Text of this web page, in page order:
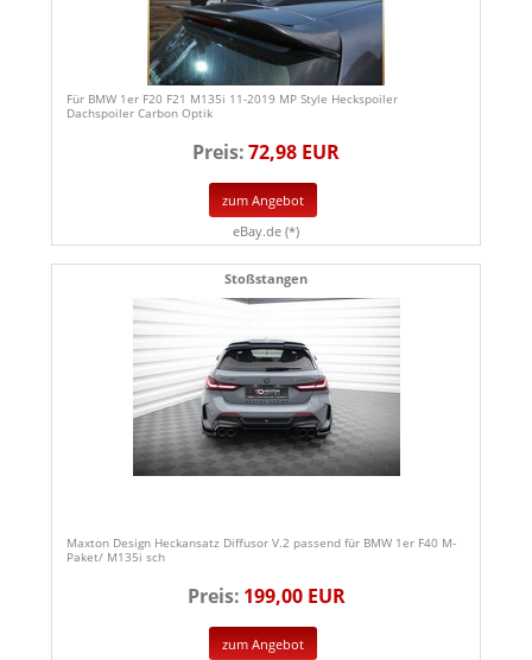
Für BMW 1er F20 F21 M135i 11-2019 MP Style Heckspoiler
Dachspoiler Carbon Optik
Preis:72,98 EUR
zum Angebot
eBay.de (*)
Stoßstangen
Maxton Design Heckansatz Diffusor V.2 passend für BMW 1er F40 M-
Paket/ M135i sch
Preis: 199,00 EUR
zum Angebot